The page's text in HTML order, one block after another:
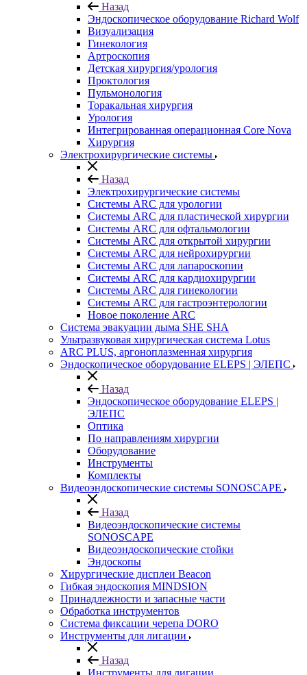
Назад
Эндоскопическое оборудование Richard Wolf
Визуализация
Гинекология
Артроскопия
Детская хирургия/урология
Проктология
Пульмонология
Торакальная хирургия
Урология
Интегрированная операционная Core Nova
Хирургия
Электрохирургические системы
Назад
Электрохирургические системы
Системы ARC для урологии
Системы ARC для пластической хирургии
Системы ARC для офтальмологии
Системы ARC для открытой хирургии
Системы ARC для нейрохирургии
Системы ARC для лапароскопии
Системы ARC для кардиохирургии
Системы ARC для гинекологии
Системы ARC для гастроэнтерологии
Новое поколение ARC
Система эвакуации дыма SHE SHA
Ультразвуковая хирургическая система Lotus
ARC PLUS, аргоноплазменная хирургия
Эндоскопическое оборудование ELEPS | ЭЛЕПС
Назад
Эндоскопическое оборудование ELEPS |
ЭЛЕПС
Оптика
По направлениям хирургии
Оборудование
Инструменты
Комплекты
Видеоэндоскопические системы SONOSCAPE
Назад
Видеоэндоскопические системы
SONOSCAPE
Видеоэндоскопические стойки
Эндоскопы
Хирургические дисплеи Beacon
Гибкая эндоскопия MINDSION
Принадлежности и запасные части
Обработка инструментов
Система фиксации черепа DORO
Инструменты для лигации
Назад
Инструменты для лигации